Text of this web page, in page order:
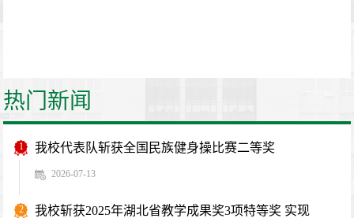
热门新闻
1 我校代表队斩获全国民族健身操比赛二等奖
2026-07-13
2
我校斩获2025年湖北省教学成果奖3项特等奖 实现